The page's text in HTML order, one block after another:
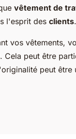
vêtement de
l'esprit des clients.
vos vêtements,
Cela peut être
peut être